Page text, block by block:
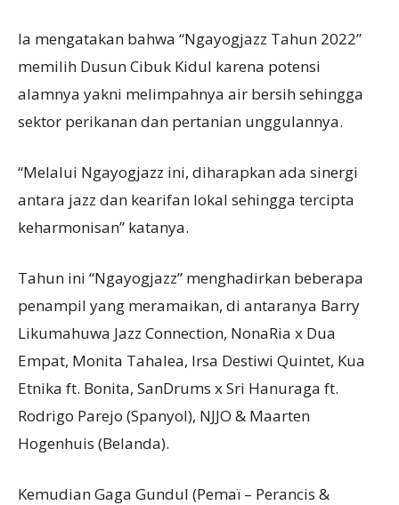
Ia mengatakan bahwa “Ngayogjazz Tahun 2022”
memilih Dusun Cibuk Kidul karena potensi
alamnya yakni melimpahnya air bersih sehingga
sektor perikanan dan pertanian unggulannya.
“Melalui Ngayogjazz ini, diharapkan ada sinergi
antara jazz dan kearifan lokal sehingga tercipta
keharmonisan” katanya.
Tahun ini “Ngayogjazz” menghadirkan beberapa
penampil yang meramaikan, di antaranya Barry
Likumahuwa Jazz Connection, NonaRia x Dua
Empat, Monita Tahalea, Irsa Destiwi Quintet, Kua
Etnika ft. Bonita, SanDrums x Sri Hanuraga ft.
Rodrigo Parejo (Spanyol), NJJO & Maarten
Hogenhuis (Belanda).
Kemudian Gaga Gundul (Pemaï – Perancis &